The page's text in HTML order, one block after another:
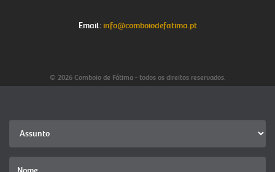
Email: info@comboiodefatima.pt
© 2026 Comboio de Fátima - todos os direitos reservados.